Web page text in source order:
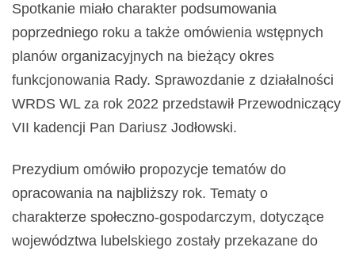
Spotkanie miało charakter podsumowania
poprzedniego roku a także omówienia wstępnych
planów organizacyjnych na bieżący okres
funkcjonowania Rady. Sprawozdanie z działalności
WRDS WL za rok 2022 przedstawił Przewodniczący
VII kadencji Pan Dariusz Jodłowski.
Prezydium omówiło propozycje tematów do
opracowania na najbliższy rok. Tematy o
charakterze społeczno-gospodarczym, dotyczące
województwa lubelskiego zostały przekazane do